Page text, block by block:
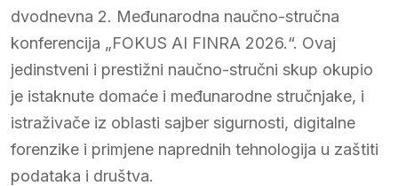
dvodnevna 2. Međunarodna naučno-stručna
konferencija „FOKUS AI FINRA 2026.“. Ovaj
jedinstveni i prestižni naučno-stručni skup okupio
je istaknute domaće i međunarodne stručnjake, i
istraživače iz oblasti sajber sigurnosti, digitalne
forenzike i primjene naprednih tehnologija u zaštiti
podataka i društva.